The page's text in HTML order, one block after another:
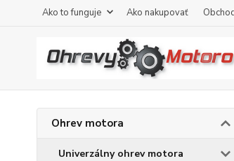
Ako to funguje Ako nakupovať
Ohrev motora
Univerzálny ohrev motora